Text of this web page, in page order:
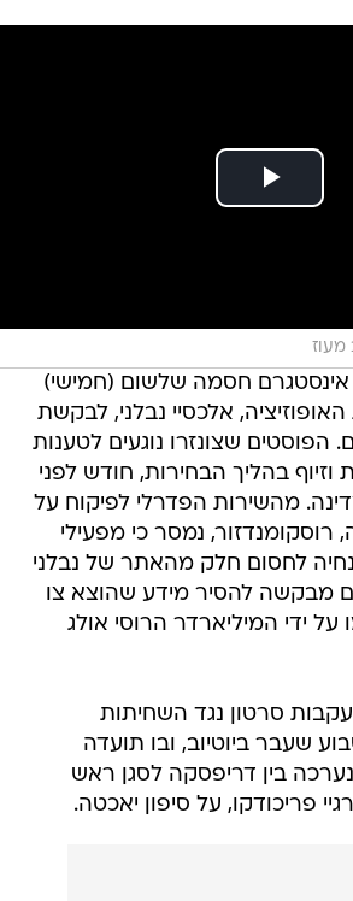
מעוז
חסמה שלשום (חמישי)
אלכסיי נבלני, לבקשת
הפוסטים שצונזרו נוגעים לטענות
וזיוף בהליך הבחירות, חודש לפני
מהשירות הפדרלי לפיקוח על
נמסר כי מפעילי
לחסום חלק מהאתר של נבלני
מבקשה להסיר מידע שהוצא צו
על ידי המיליארדר הרוסי אולג
סרטון נגד השחיתות
שעבר ביוטיוב, ובו תועדה
בין דריפסקה לסגן ראש
פריכודקו, על סיפון יאכטה.